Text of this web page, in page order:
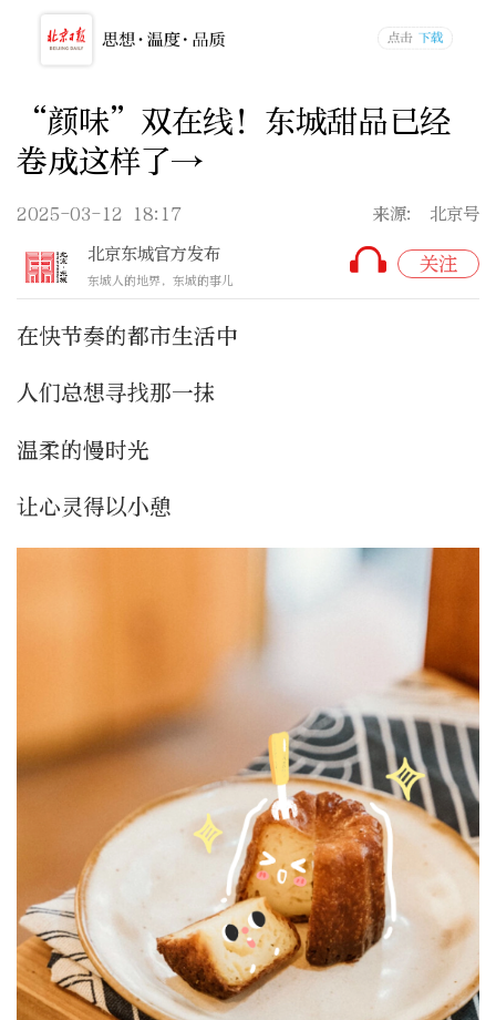
“颜味”双在线！东城甜品已经
卷成这样了→
2025-03-12 18:17
来源: 北京号
北京东城官方发布
东城人的地界，东城的事儿
关注
在快节奏的都市生活中
人们总想寻找那一抹
温柔的慢时光
让心灵得以小憩